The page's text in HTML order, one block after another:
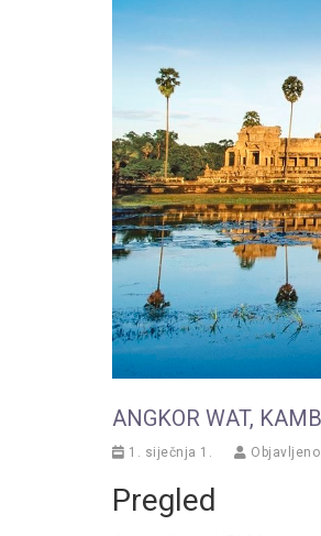
ANGKOR WAT,
1. siječnja 1. Objavljeno
Pregled